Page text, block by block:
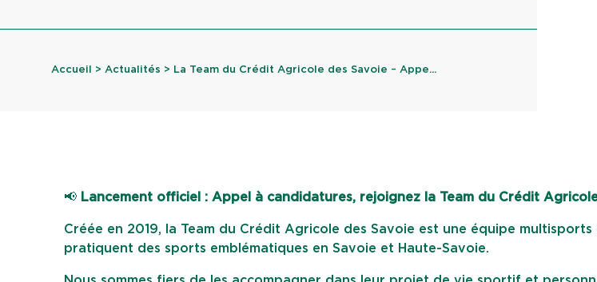
Accueil > Actualités > La Team du Crédit Agricole des Savoie – Appe...
📢 Lancement officiel : Appel à candidatures, rejoignez la Team du Crédit
Créée en 2019, la Team du Crédit Agricole des Savoie est une équipe multisports
pratiquent des sports emblématiques en Savoie et Haute-Savoie.